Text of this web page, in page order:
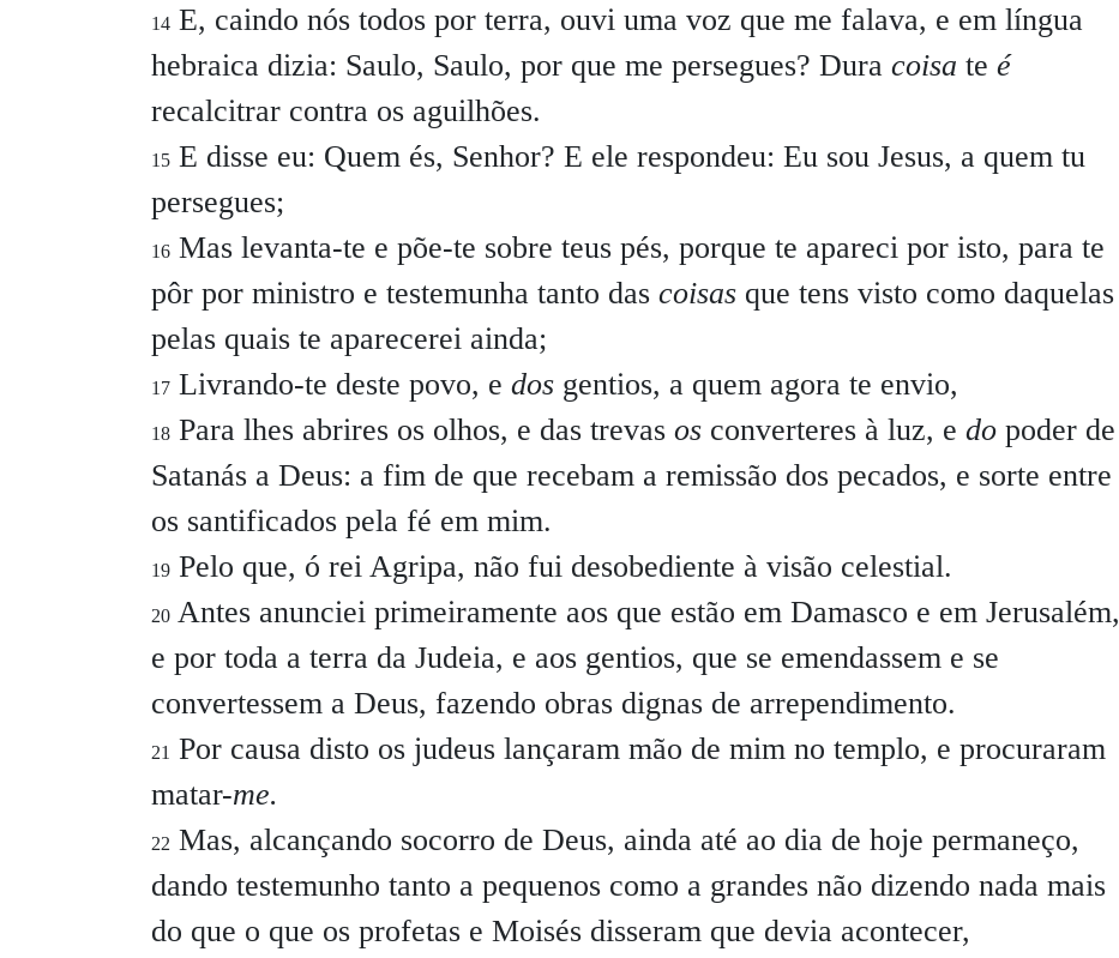
14 E, caindo nós todos por terra, ouvi uma voz que me falava, e em língua
hebraica dizia: Saulo, Saulo, por que me persegues? Dura coisa te é
recalcitrar contra os aguilhões.
15 E disse eu: Quem és, Senhor? E ele respondeu: Eu sou Jesus, a quem tu
persegues;
16 Mas levanta-te e põe-te sobre teus pés, porque te apareci por isto, para te
pôr por ministro e testemunha tanto das coisas que tens visto como daquelas
pelas quais te aparecerei ainda;
17 Livrando-te deste povo, e dos gentios, a quem agora te envio,
18 Para lhes abrires os olhos, e das trevas os converteres à luz, e do poder de
Satanás a Deus: a fim de que recebam a remissão dos pecados, e sorte entre
os santificados pela fé em mim.
19 Pelo que, ó rei Agripa, não fui desobediente à visão celestial.
20 Antes anunciei primeiramente aos que estão em Damasco e em Jerusalém,
e por toda a terra da Judeia, e aos gentios, que se emendassem e se
convertessem a Deus, fazendo obras dignas de arrependimento.
21 Por causa disto os judeus lançaram mão de mim no templo, e procuraram
matar-me.
22 Mas, alcançando socorro de Deus, ainda até ao dia de hoje permaneço,
dando testemunho tanto a pequenos como a grandes não dizendo nada mais
do que o que os profetas e Moisés disseram que devia acontecer,